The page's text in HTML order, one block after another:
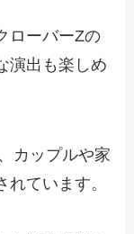
ローバーZの
演出も楽しめ
カップルや家
ています。